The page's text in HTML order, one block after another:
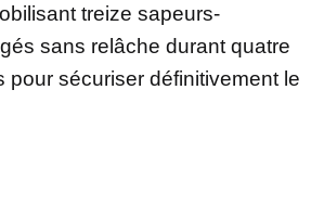
treize sapeurs-
sans relâche durant quatre
pour sécuriser définitivement le